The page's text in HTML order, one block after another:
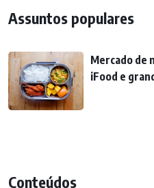
Assuntos populares
Mercado de
iFood e
Conteúdos